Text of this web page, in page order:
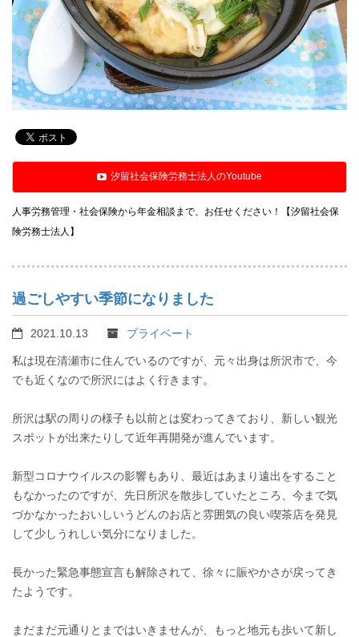
汐留社会保険労務士法人のYoutube
人事労務管理・社会保険から年金相談まで、お任せください！【汐留社会保
険労務士法人】
過ごしやすい季節になりました
2021.10.13 プライベート
私は現在清瀬市に住んでいるのですが、元々出身は所沢市で、今
でも近くなので所沢にはよく行きます。
所沢は駅の周りの様子も以前とは変わってきており、新しい観光
スポットが出来たりして近年再開発が進んでいます。
新型コロナウイルスの影響もあり、最近はあまり遠出をすること
もなかったのですが、先日所沢を散歩していたところ、今まで気
づかなかったおいしいうどんのお店と雰囲気の良い喫茶店を発見
して少しうれしい気分になりました。
長かった緊急事態宣言も解除されて、徐々に賑やかさが戻ってき
たようです。
まだまだ元通りとまではいきませんが、もっと地元も歩いて新し